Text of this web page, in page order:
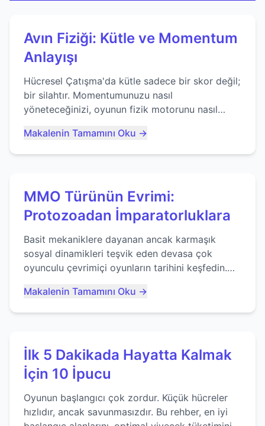
Avın Fiziği: Kütle ve Momentum
Anlayışı
Hücresel Çatışma'da kütle sadece bir skor değil;
bir silahtır. Momentumunuzu nasıl
yöneteceğinizi, oyunun fizik motorunu nasıl
ustalaşacağınızı öğrenin...
Makalenin Tamamını Oku →
MMO Türünün Evrimi:
Protozoadan İmparatorluklara
Basit mekaniklere dayanan ancak karmaşık
sosyal dinamikleri teşvik eden devasa çok
oyunculu çevrimiçi oyunların tarihini keşfedin.
Makalenin Tamamını Oku →
İlk 5 Dakikada Hayatta Kalmak
İçin 10 İpucu
Oyunun başlangıcı çok zordur. Küçük hücreler
hızlıdır, ancak savunmasızdır. Bu rehber, en iyi